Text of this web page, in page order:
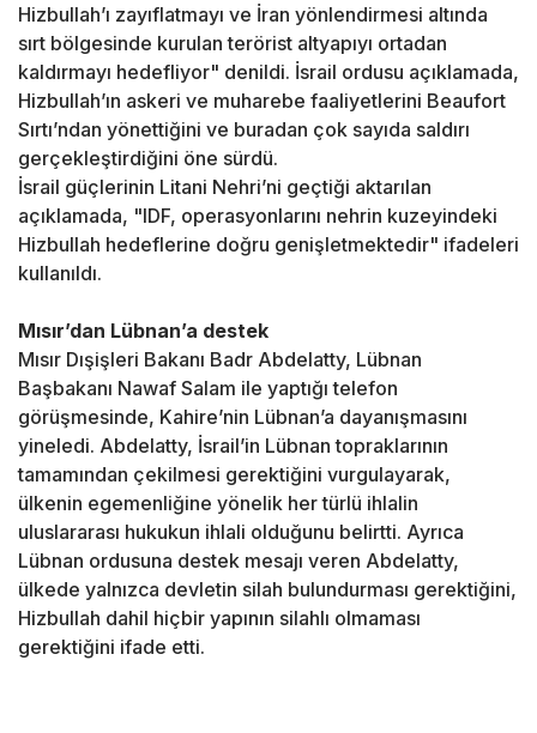
Hizbullah’ı zayıflatmayı ve İran yönlendirmesi altında
sırt bölgesinde kurulan terörist altyapıyı ortadan
kaldırmayı hedefliyor" denildi. İsrail ordusu açıklamada,
Hizbullah’ın askeri ve muharebe faaliyetlerini Beaufort
Sırtı’ndan yönettiğini ve buradan çok sayıda saldırı
gerçekleştirdiğini öne sürdü.
İsrail güçlerinin Litani Nehri’ni geçtiği aktarılan
açıklamada, "IDF, operasyonlarını nehrin kuzeyindeki
Hizbullah hedeflerine doğru genişletmektedir" ifadeleri
kullanıldı.
Mısır’dan Lübnan’a destek
Mısır Dışişleri Bakanı Badr Abdelatty, Lübnan
Başbakanı Nawaf Salam ile yaptığı telefon
görüşmesinde, Kahire’nin Lübnan’a dayanışmasını
yineledi. Abdelatty, İsrail’in Lübnan topraklarının
tamamından çekilmesi gerektiğini vurgulayarak,
ülkenin egemenliğine yönelik her türlü ihlalin
uluslararası hukukun ihlali olduğunu belirtti. Ayrıca
Lübnan ordusuna destek mesajı veren Abdelatty,
ülkede yalnızca devletin silah bulundurması gerektiğini,
Hizbullah dahil hiçbir yapının silahlı olmaması
gerektiğini ifade etti.